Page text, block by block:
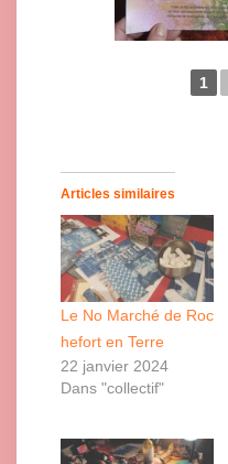
1
Articles similaires
Le No Marché de Roc
hefort en Terre
22 janvier 2024
Dans "collectif"